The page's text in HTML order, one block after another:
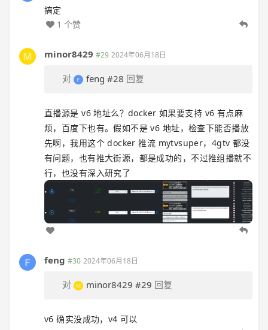
搞定
1 个赞
minor8429 #29 2024年06月18日
对 feng #28 回复
直播源是 v6 地址么？docker 如果要支持 v6 有点麻
烦，百度下也有。假如不是 v6 地址，检查下能否播放
先啊，我用这个 docker 推流 mytvsuper，4gtv 都没
有问题，也有推大街源，都是成功的，不过推组播就不
行，也没有深入研究了
feng #30 2024年06月18日
对 minor8429 #29 回复
v6 确实没成功，v4 可以